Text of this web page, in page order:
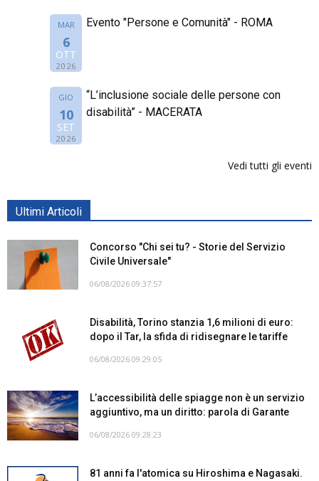
MAR
6
OTT
2026
Evento "Persone e Comunità" - ROMA
GIO
10
SET
2026
“L’inclusione sociale delle persone con
disabilità” - MACERATA
Vedi tutti gli eventi
Ultimi Articoli
Concorso "Chi sei tu? - Storie del Servizio
Civile Universale"
06/08/2026 09:37:57
Disabilità, Torino stanzia 1,6 milioni di euro:
dopo il Tar, la sfida di ridisegnare le tariffe
06/08/2026 09:29:05
L’accessibilità delle spiagge non è un servizio
aggiuntivo, ma un diritto: parola di Garante
06/08/2026 09:28:23
81 anni fa l'atomica su Hiroshima e Nagasaki.